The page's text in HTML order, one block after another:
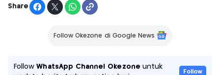
Share
Follow Okezone di Google News
FollowWhatsApp Channel Okezone untuk
Follow